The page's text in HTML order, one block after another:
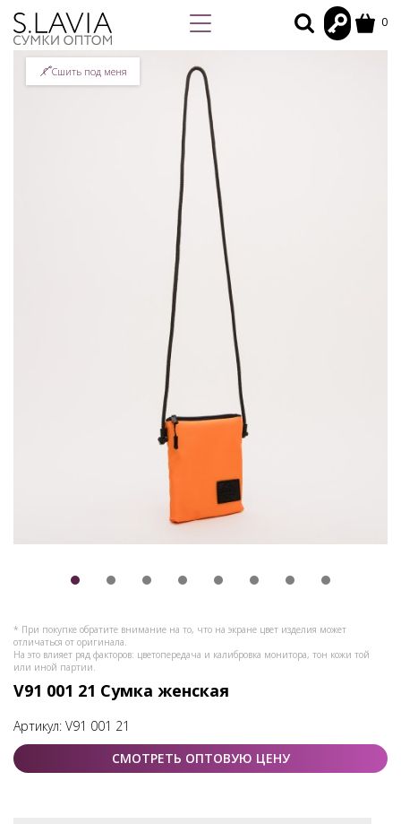
0
* При покупке обратите внимание на то, что на экране цвет изделия может
отличаться от оригинала.
На это влияет ряд факторов: цветопередача и калибровка монитора, тон кожи той
или иной партии.
Сшить под меня
V91 001 21 Сумка женская
Артикул: V91 001 21
СМОТРЕТЬ ОПТОВУЮ ЦЕНУ